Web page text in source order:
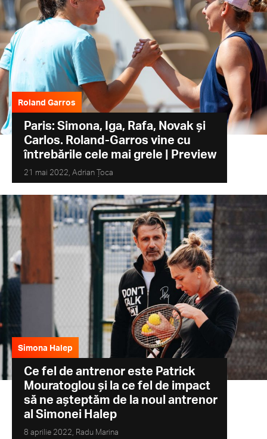
Roland Garros
Paris: Simona, Iga, Rafa, Novak și
Carlos. Roland-Garros vine cu
întrebările cele mai grele | Preview
21 mai 2022, Adrian Țoca
Simona Halep
Ce fel de antrenor este Patrick
Mouratoglou și la ce fel de impact
să ne așteptăm de la noul antrenor
al Simonei Halep
8 aprilie 2022, Radu Marina